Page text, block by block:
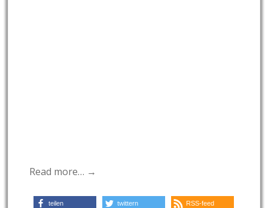
Read more… →
teilen twittern RSS-feed